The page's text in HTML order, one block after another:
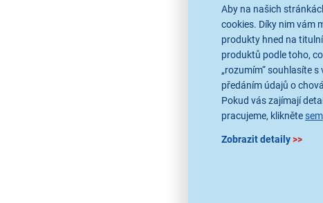
Aby na našich
cookies. Díky nim vám
produkty hned na
produktů podle toho,
„rozumím“ souhlasíte
předáním údajů o
Pokud vás zajímají
pracujeme, klikněte sem
Zobrazit detaily>>
1